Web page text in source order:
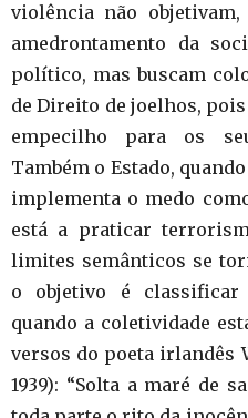
violência não
amedrontamento da
político, mas buscam
de Direito de joelhos,
empecilho para os
Também o Estado,
implementa o medo
está a praticar
limites semânticos se
o objetivo é
quando a coletividade
versos do poeta irlandês
1939): “Solta a maré de